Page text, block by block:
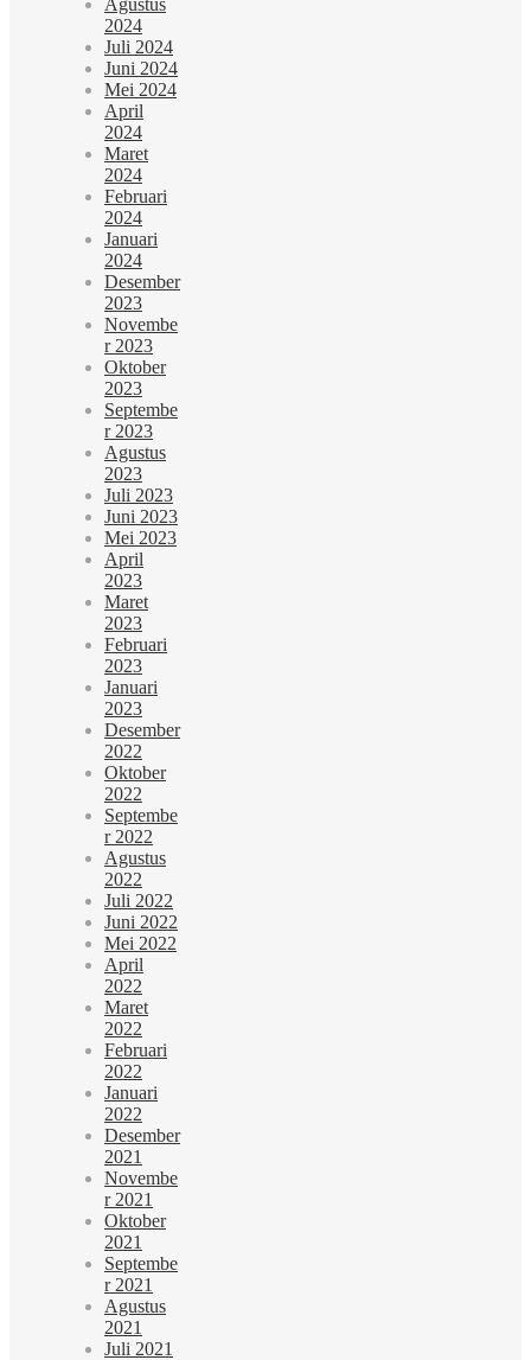
2024
Juli 2024
Juni 2024
Mei 2024
April
2024
Maret
2024
Februari
2024
Januari
2024
Desember
2023
Novembe
r 2023
Oktober
2023
Septembe
r 2023
Agustus
2023
Juli 2023
Juni 2023
Mei 2023
April
2023
Maret
2023
Februari
2023
Januari
2023
Desember
2022
Oktober
2022
Septembe
r 2022
Agustus
2022
Juli 2022
Juni 2022
Mei 2022
April
2022
Maret
2022
Februari
2022
Januari
2022
Desember
2021
Novembe
r 2021
Oktober
2021
Septembe
r 2021
Agustus
2021
Juli 2021